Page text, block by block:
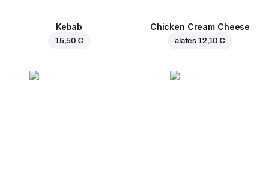
Kebab
15,50 €
Chicken Cream Cheese
alates 12,10 €